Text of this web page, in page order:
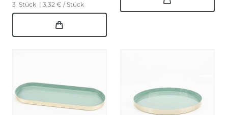
3 Stück | 3,32 € / Stück